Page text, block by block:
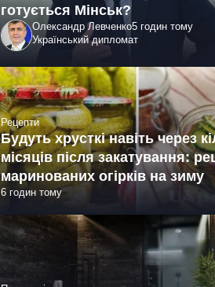
готується Мінськ?
Олександр Левченко5 годин тому
Український дипломат
Рецепти
Будуть хрусткі навіть через
місяців після закатування:
маринованих огірків на зиму
6 годин тому